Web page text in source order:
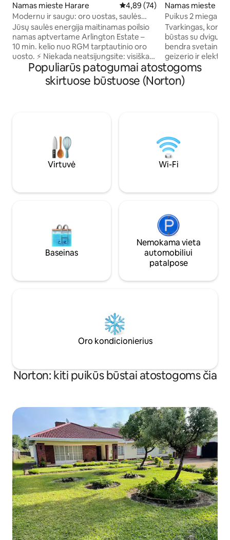
Namas mieste Harare Vidutinis įvertinimas: 4,89 iš 5,
4,89 (74)
Modernu ir saugu: oro uostas, saulės
energija, gręžinys, Wi-Fi
Jūsų saulės energija maitinamas poilsio
namas aptvertame Arlington Estate –
10 min. kelio nuo RGM tarptautinio oro
uosto. ⚡ Niekada neatsijungsite: visiškas
atsarginis saulės energijos šaltinis,
vanduo iš gręžinio, neribotas spartus Wi-
Fi 🛏️ 3 miegamieji · 4 vonios kambariai ·
(veikiančios su saulės energija) 👶 Kūdikio
lovelė, vaikiška patalynė ir maitinimo
kėdutė 🔒 Visą parą dirbantys apsaugos
darbuotojai aptvertoje teritorijoje ·
namo iš užsienio ir šeimos nariams
Namas mieste
Puikus 2
sodu, kuriuo
Tvarkingas,
būstas su
bendra svetainės
geizerio ir
vandens
būsto teritorijoje.
Stream“. Gražus
už 10 minučių
Hararės CBD,
Mabelreign n
centrų.
Populiarūs patogumai atostogoms
skirtuose būstuose (Norton)
Virtuvė Wi-Fi
Baseinas
Nemokama vieta
automobiliui
patalpose
Oro kondicionierius
Norton: kiti puikūs būstai atostogoms čia